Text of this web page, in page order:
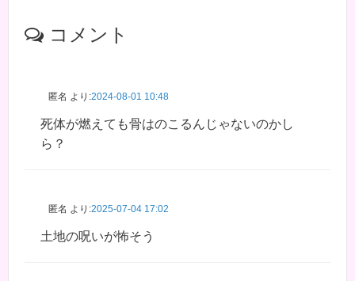
コメント
匿名 より:2024-08-01 10:48
死体が燃えても骨はのこるんじゃないのかし
ら？
匿名 より:2025-07-04 17:02
土地の呪いが怖そう